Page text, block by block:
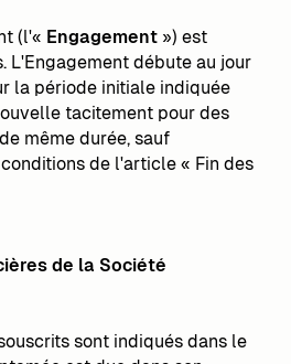
(l'« Engagement») est
L'Engagement débute au jour
la période initiale indiquée
tacitement pour des
même durée, sauf
de l'article « Fin des
de la Société
sont indiqués dans le